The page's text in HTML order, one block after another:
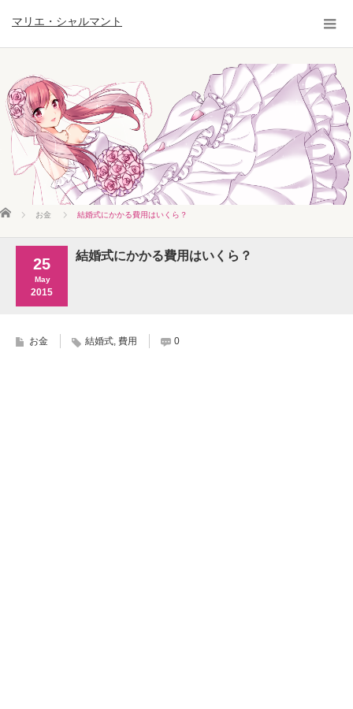
マリエ・シャルマント
ホーム お金 結婚式にかかる費用はいくら？
25
May
2015
結婚式にかかる費用はいくら？
お金 結婚式, 費用 0